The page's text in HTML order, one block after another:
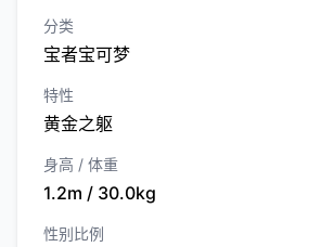
分类
宝者宝可梦
特性
黄金之躯
身高 / 体重
1.2m / 30.0kg
性别比例